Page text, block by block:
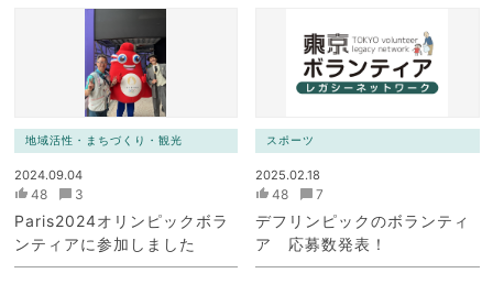
地域活性・まちづくり・観光
2024.09.04
48 3
Paris2024オリンピックボラ
ンティアに参加しました
スポーツ
2025.02.18
48 7
デフリンピックのボランティ
ア 応募数発表！